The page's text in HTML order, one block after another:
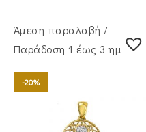
Άμεση παραλαβή /
Παράδoση 1 έως 3 ημέρες
-20%